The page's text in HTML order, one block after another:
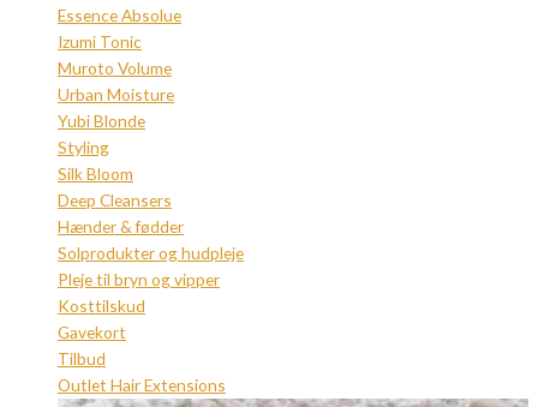
Essence Absolue
Izumi Tonic
Muroto Volume
Urban Moisture
Yubi Blonde
Styling
Silk Bloom
Deep Cleansers
Hænder & fødder
Solprodukter og hudpleje
Pleje til bryn og vipper
Kosttilskud
Gavekort
Tilbud
Outlet Hair Extensions